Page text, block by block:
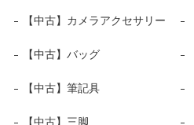
【中古】カメラアクセサリー
【中古】バッグ
【中古】筆記具
【中古】三脚